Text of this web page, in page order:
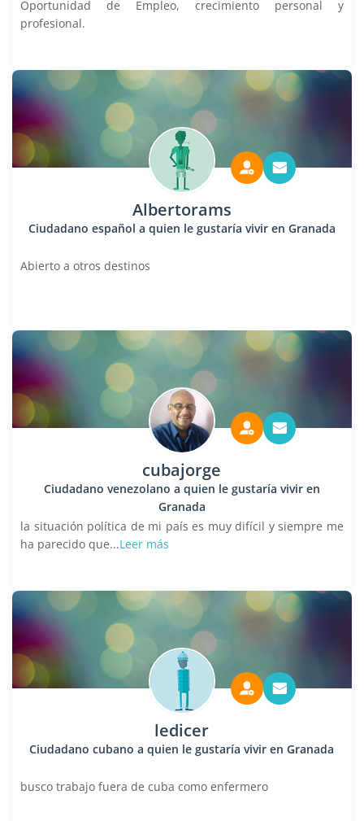
Oportunidad de Empleo, crecimiento personal y
profesional.
Albertorams
Ciudadano español a quien le gustaría vivir en Granada
Abierto a otros destinos
cubajorge
Ciudadano venezolano a quien le gustaría vivir en
Granada
la situación política de mi país es muy difícil y siempre me
ha parecido que...Leer más
ledicer
Ciudadano cubano a quien le gustaría vivir en Granada
busco trabajo fuera de cuba como enfermero